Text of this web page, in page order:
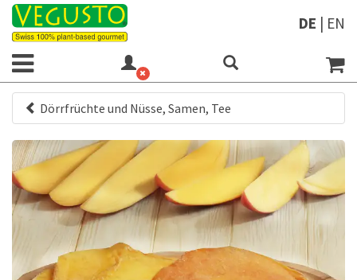
DE | EN
Dörrfrüchte und Nüsse, Samen, Tee